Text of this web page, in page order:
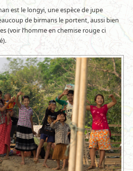
est le longyi, une espèce de jupe
de birmans le portent, aussi bien
(voir l’homme en chemise rouge ci